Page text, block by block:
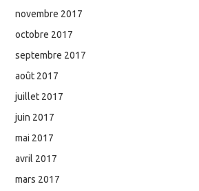
novembre 2017
octobre 2017
septembre 2017
août 2017
juillet 2017
juin 2017
mai 2017
avril 2017
mars 2017